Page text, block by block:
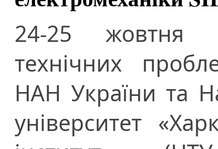
24-25 жовтня
технічних
НАН України та
університет